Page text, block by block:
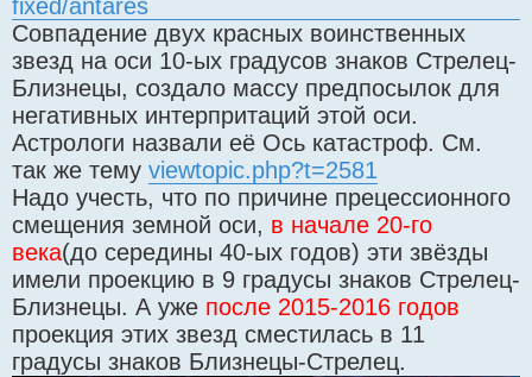
fixed/antares
Совпадение двух красных воинственных
звезд на оси 10-ых градусов знаков Стрелец-
Близнецы, создало массу предпосылок для
негативных интерпритаций этой оси.
Астрологи назвали её Ось катастроф. См.
так же тему viewtopic.php?t=2581
Надо учесть, что по причине прецессионного
смещения земной оси, в начале 20-го
века(до середины 40-ых годов) эти звёзды
имели проекцию в 9 градусы знаков Стрелец-
Близнецы. А уже после 2015-2016 годов
проекция этих звезд сместилась в 11
градусы знаков Близнецы-Стрелец.